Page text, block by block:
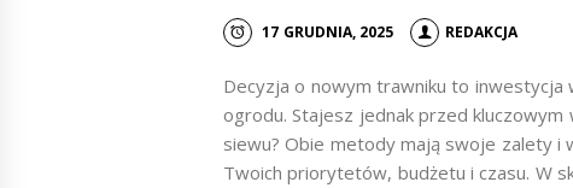
17 GRUDNIA, 2025 REDAKCJA
Decyzja o nowym trawniku to inwestycja
ogrodu. Stajesz jednak przed
siewu? Obie metody mają swoje zalety i
Twoich priorytetów, budżetu i czasu. W